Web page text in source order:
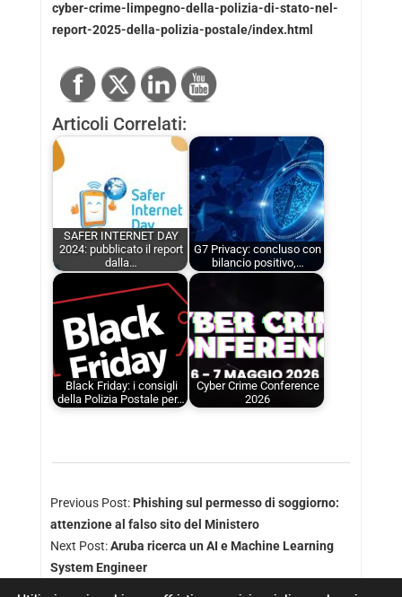
cyber-crime-limpegno-della-polizia-di-stato-nel-
report-2025-della-polizia-postale/index.html
Articoli Correlati:
SAFER INTERNET DAY
2024: pubblicato il report
dalla…
G7 Privacy: concluso con
bilancio positivo,…
Black Friday: i consigli
della Polizia Postale per…
Cyber Crime Conference
2026
Previous Post: Phishing sul permesso di soggiorno:
attenzione al falso sito del Ministero
Next Post:Aruba ricerca un AI e Machine Learning
System Engineer